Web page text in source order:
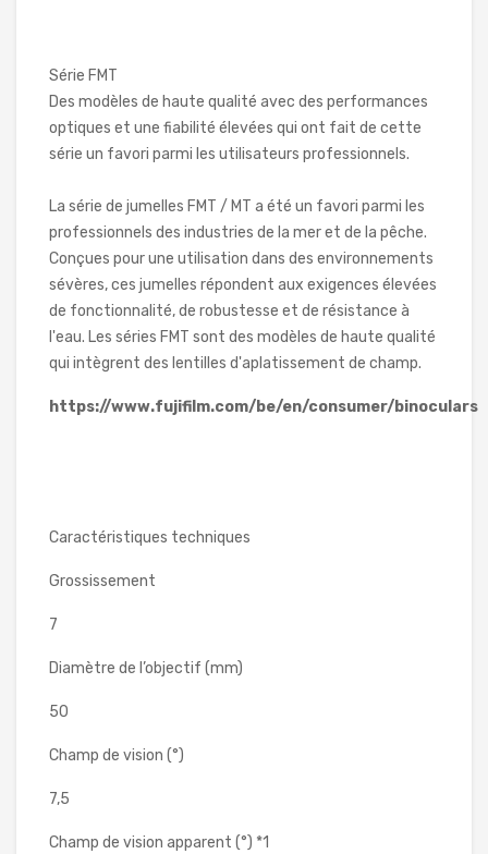
Série FMT
Des modèles de haute qualité avec des performances
optiques et une fiabilité élevées qui ont fait de cette
série un favori parmi les utilisateurs professionnels.
La série de jumelles FMT / MT a été un favori parmi les
professionnels des industries de la mer et de la pêche.
Conçues pour une utilisation dans des environnements
sévères, ces jumelles répondent aux exigences élevées
de fonctionnalité, de robustesse et de résistance à
l'eau. Les séries FMT sont des modèles de haute qualité
qui intègrent des lentilles d'aplatissement de champ.
https://www.fujifilm.com/be/en/consumer/binoculars
Caractéristiques techniques
Grossissement
7
Diamètre de l’objectif (mm)
50
Champ de vision (°)
7,5
Champ de vision apparent (°) *1